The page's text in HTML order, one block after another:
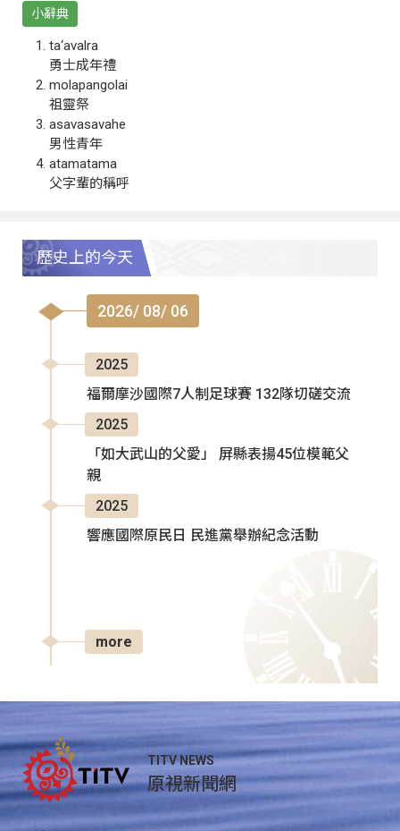
小辭典
ta‘avalra
勇士成年禮
molapangolai
祖靈祭
asavasavahe
男性青年
atamatama
父字輩的稱呼
歷史上的今天
2026/ 08/ 06
2025
福爾摩沙國際7人制足球賽 132隊切磋交流
2025
「如大武山的父愛」 屏縣表揚45位模範父
親
2025
響應國際原民日 民進黨舉辦紀念活動
more
TITV NEWS
原視新聞網